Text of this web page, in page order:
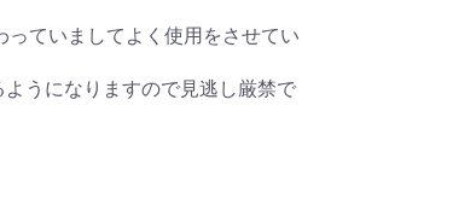
ていましてよく使用をさせてい
うになりますので見逃し厳禁で